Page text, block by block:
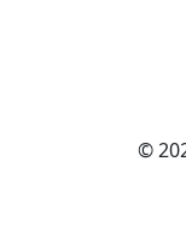
©